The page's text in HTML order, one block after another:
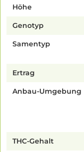
Höhe
Genotyp
Samentyp
Ertrag
Anbau-Umgebung
THC-Gehalt